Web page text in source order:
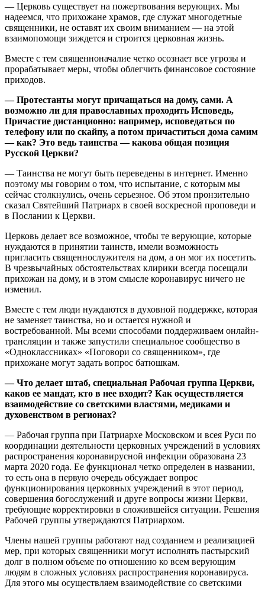
— Церковь существует на пожертвования верующих. Мы
надеемся, что прихожане храмов, где служат многодетные
священники, не оставят их своим вниманием — на этой
взаимопомощи зиждется и строится церковная жизнь.
Вместе с тем священноначалие четко осознает все угрозы и
прорабатывает меры, чтобы облегчить финансовое состояние
приходов.
— Протестанты могут причащаться на дому, сами. А
возможно ли для православных проходить Исповедь,
Причастие дистанционно: например, исповедаться по
телефону или по скайпу, а потом причаститься дома самим
— как? Это ведь таинства — какова общая позиция
Русской Церкви?
— Таинства не могут быть переведены в интернет. Именно
поэтому мы говорим о том, что испытание, с которым мы
сейчас столкнулись, очень серьезное. Об этом пронзительно
сказал Святейший Патриарх в своей воскресной проповеди и
в Послании к Церкви.
Церковь делает все возможное, чтобы те верующие, которые
нуждаются в принятии таинств, имели возможность
пригласить священнослужителя на дом, а он мог их посетить.
В чрезвычайных обстоятельствах клирики всегда посещали
прихожан на дому, и в этом смысле коронавирус ничего не
изменил.
Вместе с тем люди нуждаются в духовной поддержке, которая
не заменяет таинства, но и остается нужной и
востребованной. Мы всеми способами поддерживаем онлайн-
трансляции и также запустили специальное сообщество в
«Одноклассниках» «Поговори со священником», где
прихожане могут задать вопрос батюшкам.
— Что делает штаб, специальная Рабочая группа Церкви,
каков ее мандат, кто в нее входит? Как осуществляется
взаимодействие со светскими властями, медиками и
духовенством в регионах?
— Рабочая группа при Патриархе Московском и всея Руси по
координации деятельности церковных учреждений в условиях
распространения коронавирусной инфекции образована 23
марта 2020 года. Ее функционал четко определен в названии,
то есть она в первую очередь обсуждает вопрос
функционирования церковных учреждений в этот период,
совершения богослужений и друге вопросы жизни Церкви,
требующие корректировки в сложившейся ситуации. Решения
Рабочей группы утверждаются Патриархом.
Члены нашей группы работают над созданием и реализацией
мер, при которых священники могут исполнять пастырский
долг в полном объеме по отношению ко всем верующим
людям в сложных условиях распространения коронавируса.
Для этого мы осуществляем взаимодействие со светскими